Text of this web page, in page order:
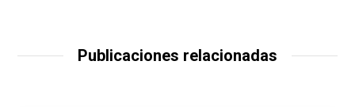
Publicaciones relacionadas